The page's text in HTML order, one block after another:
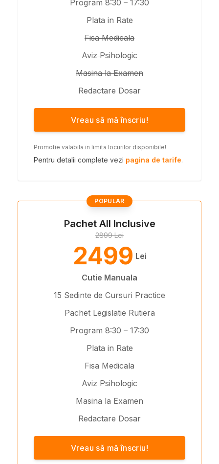
Program 8:30 – 17:30
Plata in Rate
Fisa Medicala
Aviz Psihologic
Masina la Examen
Redactare Dosar
Vreau să mă înscriu!
Promotie valabila in limita locurilor disponibile!
Pentru detalii complete vezi pagina de tarife.
POPULAR
Pachet All Inclusive
2899 Lei
2499 Lei
Cutie Manuala
15 Sedinte de Cursuri Practice
Pachet Legislatie Rutiera
Program 8:30 – 17:30
Plata in Rate
Fisa Medicala
Aviz Psihologic
Masina la Examen
Redactare Dosar
Vreau să mă înscriu!